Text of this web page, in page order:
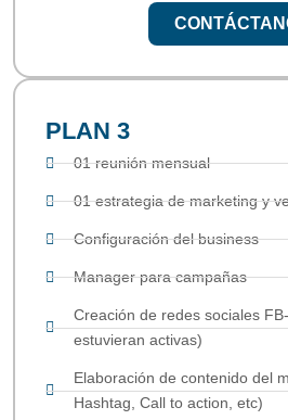
PLAN 3
01 reunión mensual
01 estrategia de marketing y
Configuración del business
Manager para campañas
Creación de redes sociales
estuvieran activas)
Elaboración de contenido del
Hashtag, Call to action, etc)